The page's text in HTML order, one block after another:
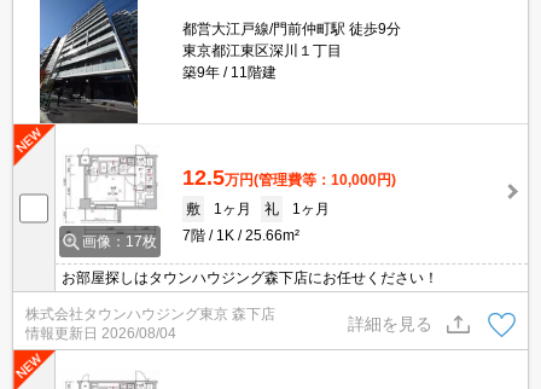
都営大江戸線/門前仲町駅 徒歩9分
東京都江東区深川１丁目
築9年
11階建
画像：17枚
12.5万円(管理費等：10,000円)
敷
1ヶ月 礼
1ヶ月
7階
1K 25.66m²
お部屋探しはタウンハウジング森下店にお任せください！
株式会社タウンハウジング東京 森下店
情報更新日 2026/08/04
詳細を見る